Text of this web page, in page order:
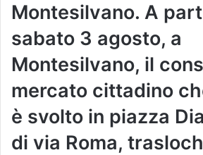
Montesilvano. A
sabato 3 agosto, a
Montesilvano, il
mercato cittadino
è svolto in piazza
di via Roma,